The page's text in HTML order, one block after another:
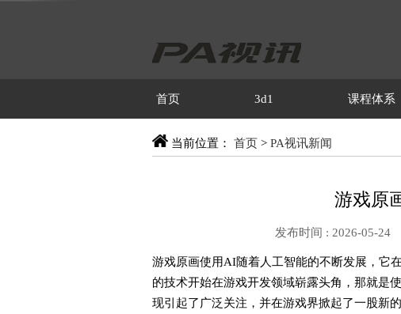
首页 3d1 课程体系
当前位置： 首页 > PA视讯新闻
游戏原
发布时间 : 2026-05-24
游戏原画使用AI随着人工智能的不断发展，它
的技术开始在游戏开发领域崭露头角，那就是
现引起了广泛关注，并在游戏界掀起了一股新